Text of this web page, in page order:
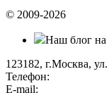
© 2009-2026
Наш блог на
123182, г.Москва,
Телефон:
E-mail: